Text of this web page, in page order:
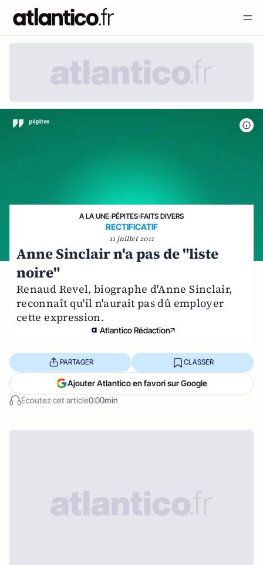
A LA UNE›PÉPITES›FAITS DIVERS
RECTIFICATIF
11 juillet 2011
Anne Sinclair n'a pas de "liste
noire"
Renaud Revel, biographe d'Anne Sinclair,
reconnaît qu'il n'aurait pas dû employer
cette expression.
Atlantico Rédaction
Écoutez cet article0:00min
PARTAGER CLASSER
Ajouter Atlantico en favori sur Google